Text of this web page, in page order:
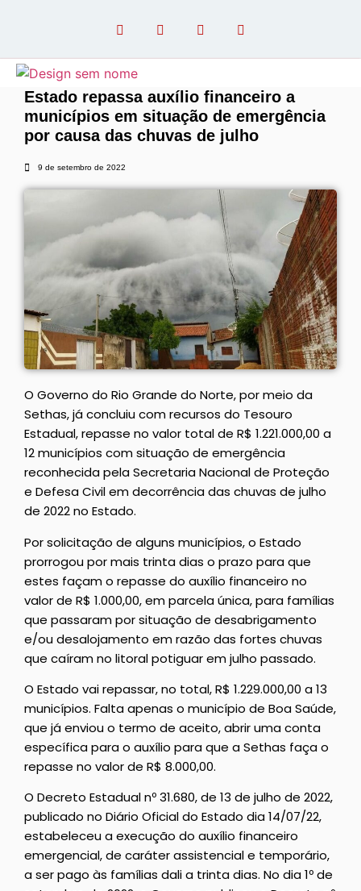
Estado repassa auxílio financeiro a
municípios em situação de emergência
por causa das chuvas de julho
9 de setembro de 2022
O Governo do Rio Grande do Norte, por meio da
Sethas, já concluiu com recursos do Tesouro
Estadual, repasse no valor total de R$ 1.221.000,00 a
12 municípios com situação de emergência
reconhecida pela Secretaria Nacional de Proteção
e Defesa Civil em decorrência das chuvas de julho
de 2022 no Estado.
Por solicitação de alguns municípios, o Estado
prorrogou por mais trinta dias o prazo para que
estes façam o repasse do auxílio financeiro no
valor de R$ 1.000,00, em parcela única, para famílias
que passaram por situação de desabrigamento
e/ou desalojamento em razão das fortes chuvas
que caíram no litoral potiguar em julho passado.
O Estado vai repassar, no total, R$ 1.229.000,00 a 13
municípios. Falta apenas o município de Boa Saúde,
que já enviou o termo de aceito, abrir uma conta
específica para o auxílio para que a Sethas faça o
repasse no valor de R$ 8.000,00.
O Decreto Estadual nº 31.680, de 13 de julho de 2022,
publicado no Diário Oficial do Estado dia 14/07/22,
estabeleceu a execução do auxílio financeiro
emergencial, de caráter assistencial e temporário,
a ser pago às famílias dali a trinta dias. No dia 1º de